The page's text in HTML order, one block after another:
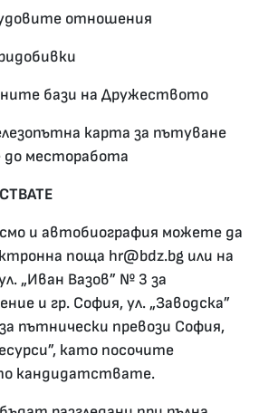
отношения
бази на Дружеството
карта за пътуване
месторабота
и автобиография можете да
поща hr@bdz.bg или на
„Иван Вазов” № 3 за
и гр. София, ул. „Заводска”
пътнически превози София,
като посочите
кандидатствате.